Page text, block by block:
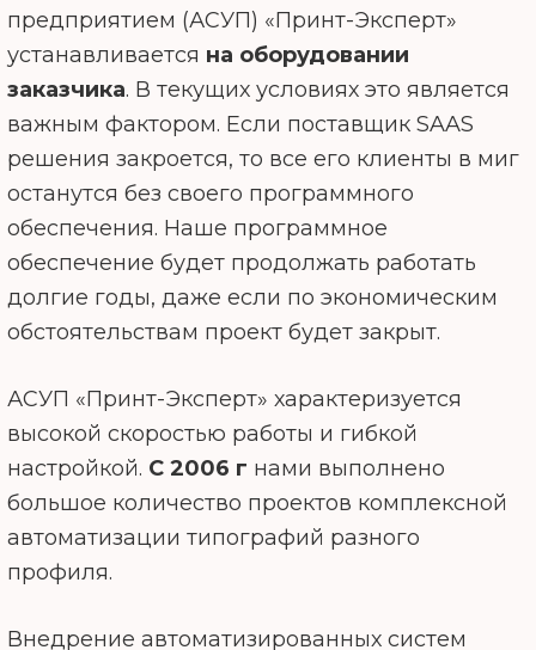
предприятием (АСУП) «Принт-Эксперт»
устанавливается на оборудовании
заказчика. В текущих условиях это является
важным фактором. Если поставщик SAAS
решения закроется, то все его клиенты в миг
останутся без своего программного
обеспечения. Наше программное
обеспечение будет продолжать работать
долгие годы, даже если по экономическим
обстоятельствам проект будет закрыт.
АСУП «Принт-Эксперт» характеризуется
высокой скоростью работы и гибкой
настройкой. С 2006 г нами выполнено
большое количество проектов комплексной
автоматизации типографий разного
профиля.
Внедрение автоматизированных систем